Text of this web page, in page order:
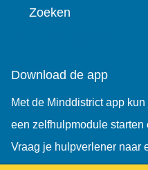
Zoeken
Download de app
Met de Minddistrict app
een zelfhulpmodule starten
Vraag je hulpverlener naar